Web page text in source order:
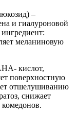
–
и гиалуроновой
меланиновую
кислот,
поверхностную
отшелушиванию
снижает